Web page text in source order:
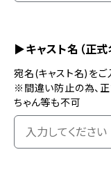
▶キャスト名（正式
宛名(キャスト名)をご
※間違い防止の為、
ちゃん等も不可